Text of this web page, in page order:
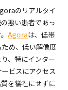
のリアルタイ
悪い患者であっ
Agoraは、低帯
め、低い解像度
、特にインター
ビスにアクセス
を犠牲にせずに